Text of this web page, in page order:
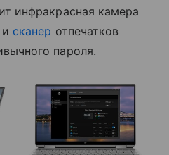
инфракрасная камера
сканер отпечатков
пароля.